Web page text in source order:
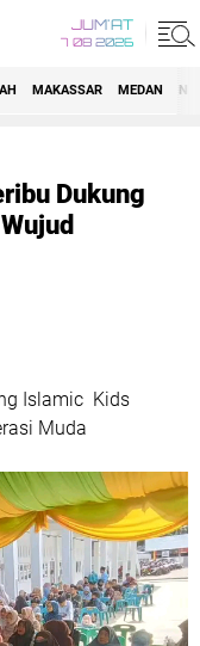
JUM'AT
7 08 2026
MAKASSAR MEDAN
Dukung
Islamic Kids
Muda